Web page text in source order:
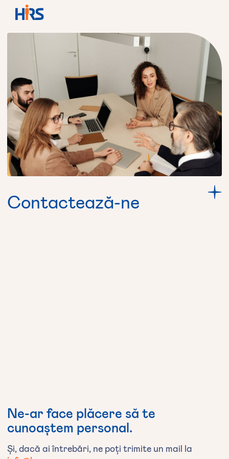
Contactează-ne
Ne-ar face plăcere să te
cunoaștem personal.
Și, dacă ai întrebări, ne poți trimite un mail la